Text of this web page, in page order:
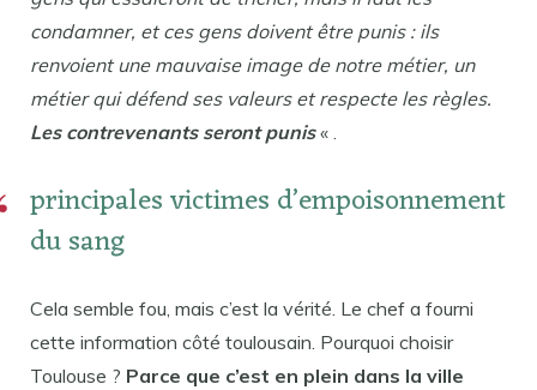
condamner, et ces gens doivent être punis : ils
renvoient une mauvaise image de notre métier, un
métier qui défend ses valeurs et respecte les règles.
Les contrevenants seront punis« .
principales victimes d’empoisonnement
du sang
Cela semble fou, mais c’est la vérité. Le chef a fourni
cette information côté toulousain. Pourquoi choisir
Toulouse ? Parce que c’est en plein dans la ville